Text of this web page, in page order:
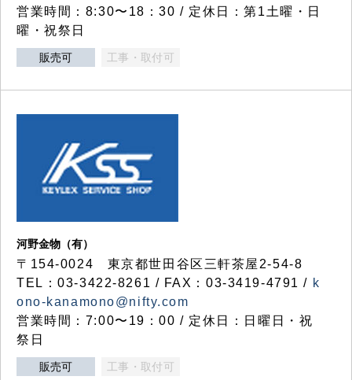
営業時間：8:30〜18：30 / 定休日：第1土曜・日
曜・祝祭日
販売可 工事・取付可
河野金物（有）
〒154-0024 東京都世田谷区三軒茶屋2-54-8
TEL：03-3422-8261 / FAX：03-3419-4791 / k
ono-kanamono@nifty.com
営業時間：7:00〜19：00 / 定休日：日曜日・祝
祭日
販売可 工事・取付可